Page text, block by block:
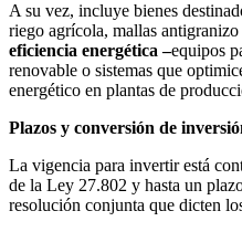
A su vez, incluye bienes
riego agrícola, mallas
eficiencia energética –equipos
renovable o sistemas que
energético en plantas de
Plazos y conversión de
La vigencia para invertir está
de la Ley 27.802 y hasta un
resolución conjunta que dicten